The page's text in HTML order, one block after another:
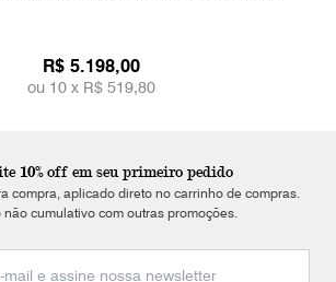
R$ 5.198,00
ou 10 x R$ 519,80
10% off em seu primeiro pedido
compra, aplicado direto no carrinho de compras.
não cumulativo com outras promoções.